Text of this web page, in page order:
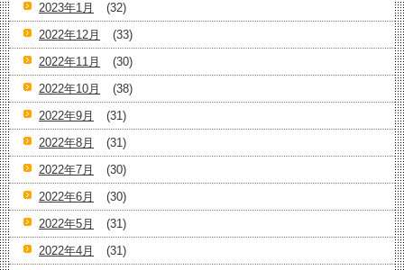
2023年1月
(32)
2022年12月
(33)
2022年11月
(30)
2022年10月
(38)
2022年9月
(31)
2022年8月
(31)
2022年7月
(30)
2022年6月
(30)
2022年5月
(31)
2022年4月
(31)